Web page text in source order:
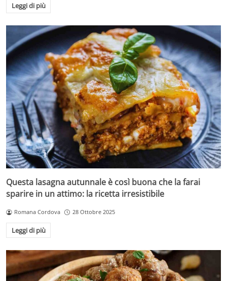
Leggi di più
Questa lasagna autunnale è così buona che la farai
sparire in un attimo: la ricetta irresistibile
Romana Cordova 28 Ottobre 2025
Leggi di più